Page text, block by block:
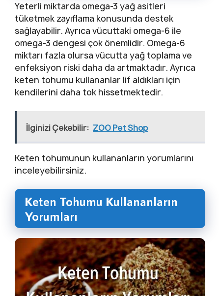
Yeterli miktarda omega-3 yağ asitleri
tüketmek zayıflama konusunda destek
sağlayabilir. Ayrıca vücuttaki omega-6 ile
omega-3 dengesi çok önemlidir. Omega-6
miktarı fazla olursa vücutta yağ toplama ve
enfeksiyon riski daha da artmaktadır. Ayrıca
keten tohumu kullananlar lif aldıkları için
kendilerini daha tok hissetmektedir.
İlginizi Çekebilir: ZOO Pet Shop
Keten tohumunun kullananların yorumlarını
inceleyebilirsiniz.
Keten Tohumu Kullananların
Yorumları